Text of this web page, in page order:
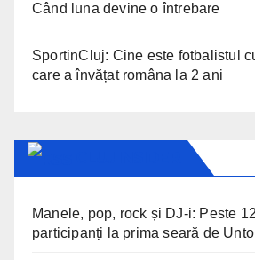
Când luna devine o întrebare
SportinCluj: Cine este fotbalistul
care a învățat româna la 2 ani
Manele, pop, rock și DJ-i: Peste
participanți la prima seară de